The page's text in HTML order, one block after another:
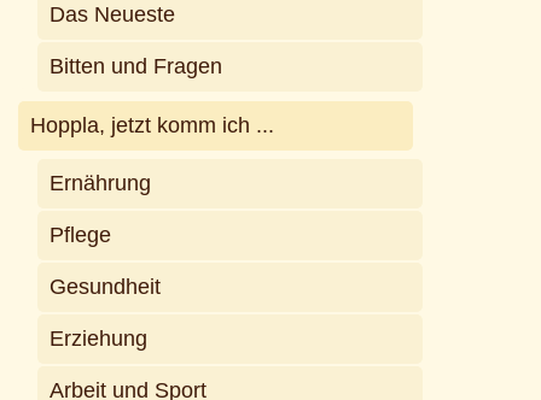
Das Neueste
Bitten und Fragen
Hoppla, jetzt komm ich ...
Ernährung
Pflege
Gesundheit
Erziehung
Arbeit und Sport